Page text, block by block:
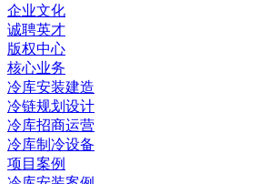
企业文化
诚聘英才
版权中心
核心业务
冷库安装建造
冷链规划设计
冷库招商运营
冷库制冷设备
项目案例